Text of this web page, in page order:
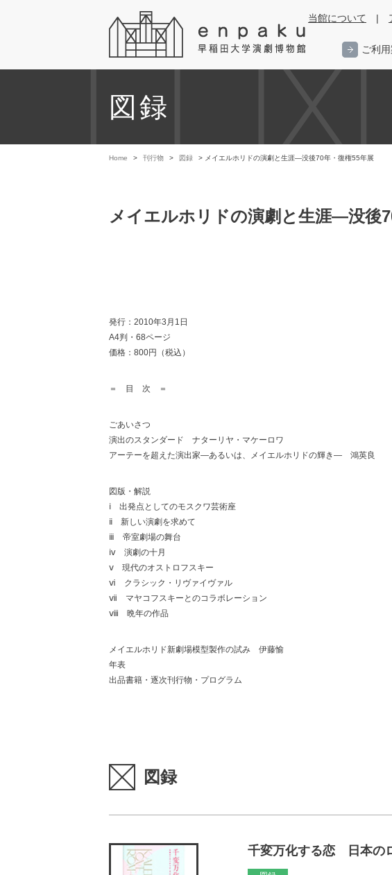
当館について |
ご利
図録
Home > 刊行物 > 図録 > メイエルホリドの演劇と生涯―没後70年・復権55年展
メイエルホリドの演劇と生涯―没後
発行：2010年3月1日
A4判・68ページ
価格：800円（税込）
＝ 目 次 ＝
ごあいさつ
演出のスタンダード ナターリヤ・マケーロワ
アーテーを超えた演出家―あるいは、メイエルホリドの輝き― 鴻英良
図版・解説
ⅰ 出発点としてのモスクワ芸術座
ⅱ 新しい演劇を求めて
ⅲ 帝室劇場の舞台
ⅳ 演劇の十月
ⅴ 現代のオストロフスキー
ⅵ クラシック・リヴァイヴァル
ⅶ マヤコフスキーとのコラボレーション
ⅷ 晩年の作品
メイエルホリド新劇場模型製作の試み 伊藤愉
年表
出品書籍・逐次刊行物・プログラム
図録
千変万化する恋 日本の